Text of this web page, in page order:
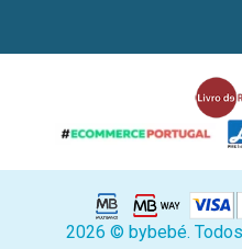
2026 © bybebé.